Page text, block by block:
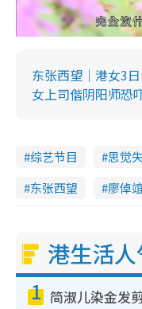
东张西望｜港女3
女上司偕阴阳师恐
综艺节目 思觉
东张西望
廖倬竩
港生活
1